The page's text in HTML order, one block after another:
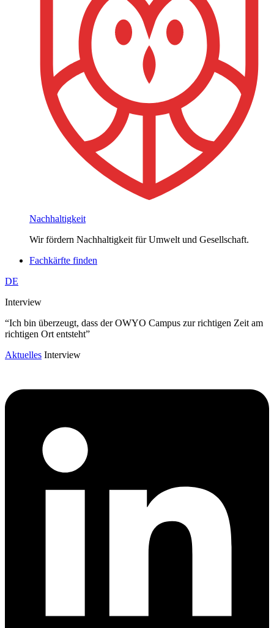
Nachhaltigkeit
Wir fördern Nachhaltigkeit für Umwelt und Gesellschaft.
Fachkärfte finden
DE
Interview
“Ich bin überzeugt, dass der OWYO Campus zur richtigen Zeit am
richtigen Ort entsteht”
Aktuelles Interview